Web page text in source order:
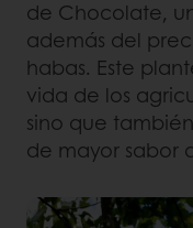
de Chocolate,
además del
habas. Este
vida de los
sino que
de mayor sabor